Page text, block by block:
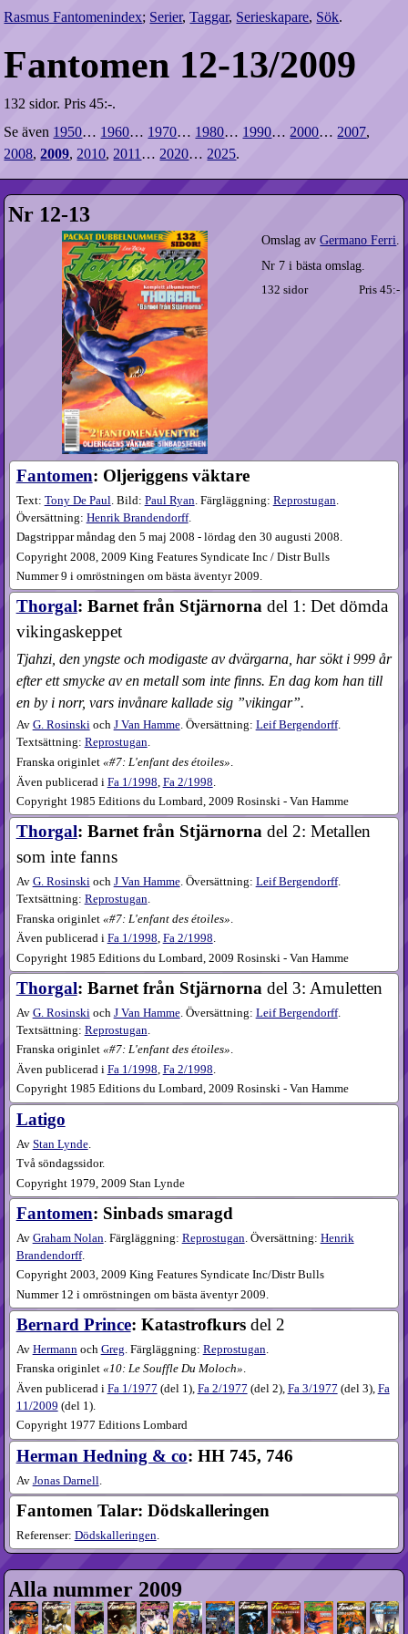
Rasmus Fantomenindex; Serier,Taggar, Serieskapare, Sök.
Fantomen 12-13/2009
132 sidor. Pris 45:-.
Se även 1950… 1960… 1970… 1980… 1990… 2000… 2007,
2008,2009, 2010, 2011 … 2020… 2025.
Nr 12-13
Omslag avGermano Ferri
Nr 7 i bästa omslag.
132 sidor Pris 45:-
Fantomen: Oljeriggens väktare
Text: Tony De Paul . Bild: Paul Ryan . Färgläggning: Reprostugan
Översättning: Henrik Brandendorff.
Dagstrippar måndag den 5 maj 2008 - lördag den 30 augusti 2008.
Copyright 2008, 2009 King Features Syndicate Inc / Distr Bulls
Nummer 9 i omröstningen om bästa äventyr 2009.
Thorgal: Barnet från Stjärnorna del 1: Det dömda
vikingaskeppet
Tjahzi, den yngste och modigaste av dvärgarna, har sökt i 999 år
efter ett smycke av en metall som inte finns. En dag kom han till
en by i norr, vars invånare kallade sig ”vikingar”.
Av G. Rosinskioch J Van Hamme. Översättning: Leif Bergendorff.
Textsättning: Reprostugan.
Franska originlet
#7: L'enfant des étoiles .
Även publicerad i Fa 1​/1998 Fa 2​/1998
Copyright 1985 Editions du Lombard, 2009 Rosinski - Van Hamme
Thorgal: Barnet från Stjärnorna del 2: Metallen
som inte fanns
Av G. Rosinskioch J Van Hamme. Översättning: Leif Bergendorff.
Textsättning: Reprostugan.
Franska originlet
#7: L'enfant des étoiles
Även publicerad i Fa1​/1998, Fa2​/1998.
Copyright 1985 Editions du Lombard, 2009 Rosinski - Van Hamme
Thorgal: Barnet från Stjärnorna del 3: Amuletten
Av G. Rosinskioch J Van Hamme. Översättning: Leif Bergendorff.
Textsättning: Reprostugan.
Franska originlet
#7: L'enfant des étoiles .
Även publicerad i Fa1​/1998, Fa2​/1998.
Copyright 1985 Editions du Lombard, 2009 Rosinski - Van Hamme
Latigo
Av Stan Lynde.
Två söndagssidor.
Copyright 1979, 2009 Stan Lynde
Fantomen: Sinbads smaragd
Av Graham Nolan . Färgläggning: Reprostugan . Översättning: Henrik
Brandendorff.
Copyright 2003, 2009 King Features Syndicate Inc/Distr Bulls
Nummer 12 i omröstningen om bästa äventyr 2009.
Bernard Prince: Katastrofkurs del 2
Av Hermannoch Greg. Färgläggning: Reprostugan.
Franska originlet
10: Le Souffle Du Moloch
.
Även publicerad i Fa1​/1977 (del 1), Fa2​/1977 (del 2), Fa3​/1977 (del 3), Fa
11​/2009 (del 1).
Copyright 1977 Editions Lombard
Herman Hedning & co: HH 745, 746
Av Jonas Darnell
Fantomen Talar: Dödskalleringen
Referenser: Dödskalleringen
Alla nummer 2009